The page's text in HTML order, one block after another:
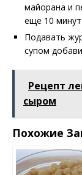
майорана и
еще 10
Подавать
супом
Рецепт
сыром
Похожие